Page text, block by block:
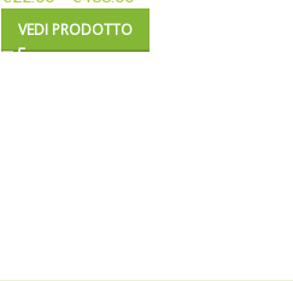
VEDI PRODOTTO